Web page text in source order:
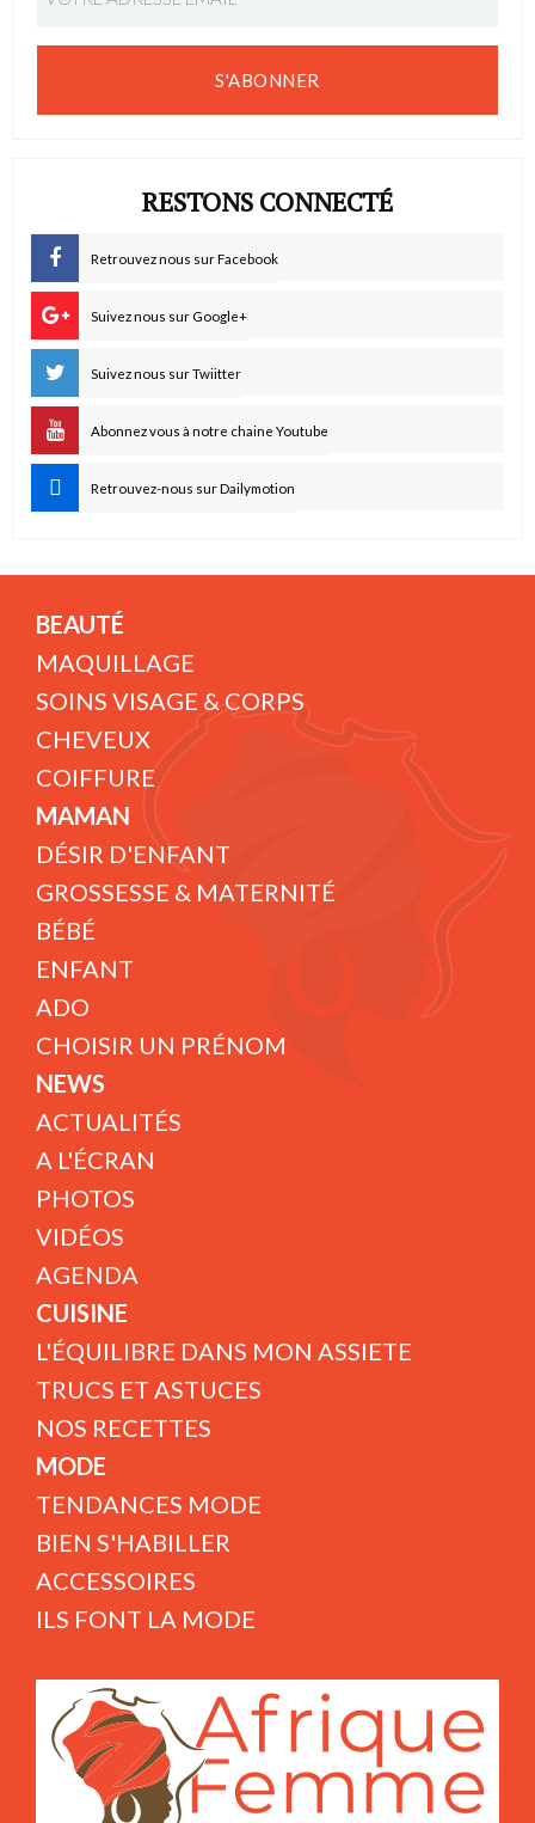
S'ABONNER
RESTONS CONNECTÉ
Retrouvez nous sur Facebook
Suivez nous sur Google+
Suivez nous sur Twiitter
Abonnez vous à notre chaine Youtube
Retrouvez-nous sur Dailymotion
BEAUTÉ
MAQUILLAGE
SOINS VISAGE & CORPS
CHEVEUX
COIFFURE
MAMAN
DÉSIR D'ENFANT
GROSSESSE & MATERNITÉ
BÉBÉ
ENFANT
ADO
CHOISIR UN PRÉNOM
NEWS
ACTUALITÉS
A L'ÉCRAN
PHOTOS
VIDÉOS
AGENDA
CUISINE
L'ÉQUILIBRE DANS MON ASSIETE
TRUCS ET ASTUCES
NOS RECETTES
MODE
TENDANCES MODE
BIEN S'HABILLER
ACCESSOIRES
ILS FONT LA MODE